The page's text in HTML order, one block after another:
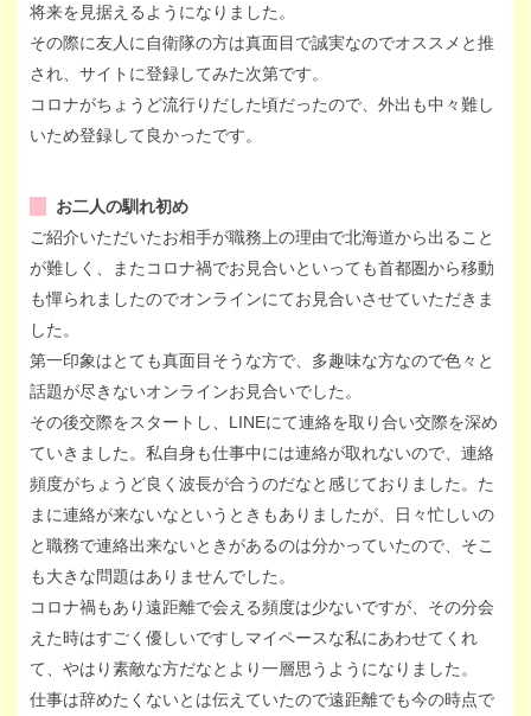
将来を見据えるようになりました。
その際に友人に自衛隊の方は真面目で誠実なのでオススメと推
され、サイトに登録してみた次第です。
コロナがちょうど流行りだした頃だったので、外出も中々難し
いため登録して良かったです。
お二人の馴れ初め
ご紹介いただいたお相手が職務上の理由で北海道から出ること
が難しく、またコロナ禍でお見合いといっても首都圏から移動
も憚られましたのでオンラインにてお見合いさせていただきま
した。
第一印象はとても真面目そうな方で、多趣味な方なので色々と
話題が尽きないオンラインお見合いでした。
その後交際をスタートし、LINEにて連絡を取り合い交際を深め
ていきました。私自身も仕事中には連絡が取れないので、連絡
頻度がちょうど良く波長が合うのだなと感じておりました。た
まに連絡が来ないなというときもありましたが、日々忙しいの
と職務で連絡出来ないときがあるのは分かっていたので、そこ
も大きな問題はありませんでした。
コロナ禍もあり遠距離で会える頻度は少ないですが、その分会
えた時はすごく優しいですしマイペースな私にあわせてくれ
て、やはり素敵な方だなとより一層思うようになりました。
仕事は辞めたくないとは伝えていたので遠距離でも今の時点で